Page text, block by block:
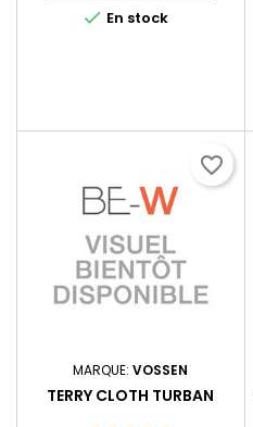
 En stock
MARQUE:VOSSEN
TERRY CLOTH TURBAN
favorite_border